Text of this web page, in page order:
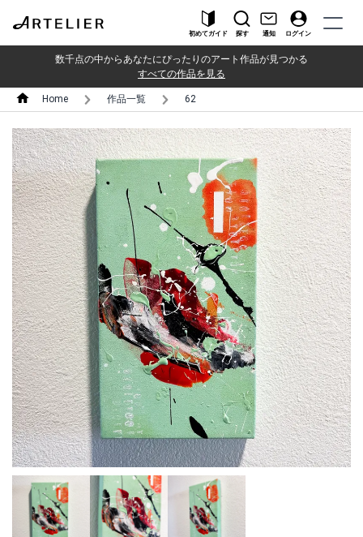
初めてガイド 探す 通知 ログイン
数千点の中からあなたにぴったりのアート作品が見つかる
すべての作品を見る
Home 作品一覧 62